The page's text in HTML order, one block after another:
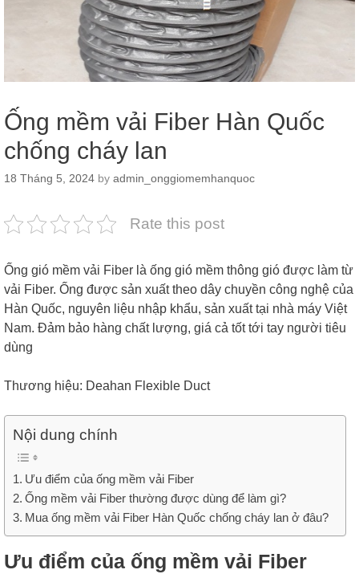
Ống mềm vải Fiber Hàn Quốc
chống cháy lan
18 Tháng 5, 2024 by admin_onggiomemhanquoc
Rate this post
Ống gió mềm vải Fiber là ống gió mềm thông gió được làm từ
vải Fiber. Ống được sản xuất theo dây chuyền công nghệ của
Hàn Quốc, nguyên liệu nhập khẩu, sản xuất tại nhà máy Việt
Nam. Đảm bảo hàng chất lượng, giá cả tốt tới tay người tiêu
dùng
Thương hiệu: Deahan Flexible Duct
Nội dung chính
Ưu điểm của ống mềm vải Fiber
Ống mềm vải Fiber thường được dùng để làm gì?
Mua ống mềm vải Fiber Hàn Quốc chống cháy lan ở đâu?
Ưu điểm của ống mềm vải Fiber